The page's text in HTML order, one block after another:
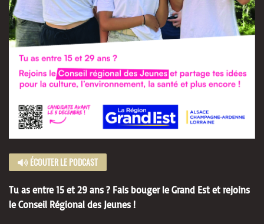
ÉCOUTER LE PODCAST
Tu as entre 15 et 29 ans ? Fais bouger le Grand Est et rejoins
le Conseil Régional des Jeunes !